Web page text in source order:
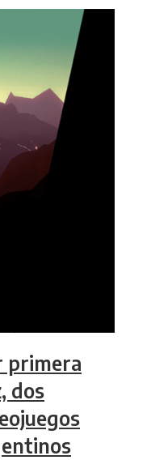
primera
dos